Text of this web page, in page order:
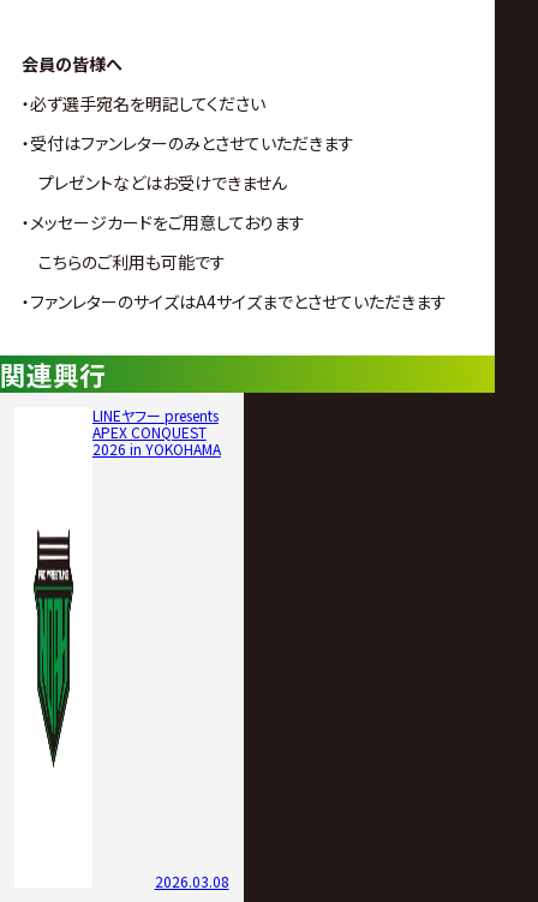
会員の皆様へ
・必ず選手宛名を明記してください
・受付はファンレターのみとさせていただきます
プレゼントなどはお受けできません
・メッセージカードをご用意しております
こちらのご利用も可能です
・ファンレターのサイズはA4サイズまでとさせていただきます
関連興行
LINEヤフー presents
APEX CONQUEST
2026 in YOKOHAMA
2026.03.08